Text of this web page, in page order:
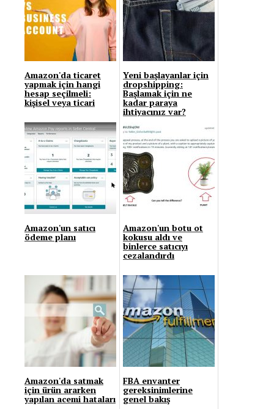
Amazon'da ticaret
yapmak için hangi
hesap seçilmeli:
kişisel veya ticari
Yeni başlayanlar için
dropshipping:
Başlamak için ne
kadar paraya
ihtiyacınız var?
Amazon'un satıcı
ödeme planı
Amazon'un botu ot
kokusu aldı ve
binlerce satıcıyı
cezalandırdı
Amazon'da satmak
için ürün ararken
yapılan acemi hataları
FBA envanter
gereksinimlerine
genel bakış